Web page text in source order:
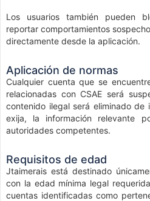
Los usuarios también pueden
reportar comportamientos
directamente desde la aplicación.
Aplicación de normas
Cualquier cuenta que se
relacionadas con CSAE será
contenido ilegal será eliminado
exija, la información relevante
autoridades competentes.
Requisitos de edad
Jtaimerais está destinado
con la edad mínima legal
cuentas identificadas como